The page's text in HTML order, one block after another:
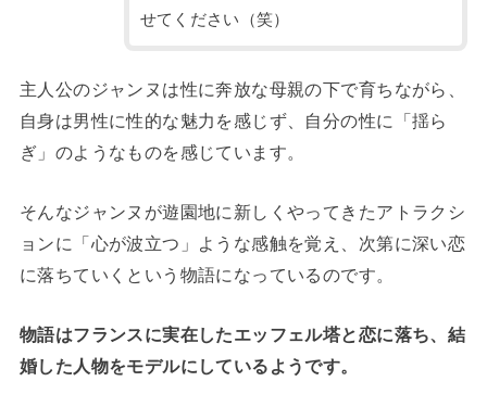
せてください（笑）
主人公のジャンヌは性に奔放な母親の下で育ちながら、
自身は男性に性的な魅力を感じず、自分の性に「揺ら
ぎ」のようなものを感じています。
そんなジャンヌが遊園地に新しくやってきたアトラクシ
ョンに「心が波立つ」ような感触を覚え、次第に深い恋
に落ちていくという物語になっているのです。
物語はフランスに実在したエッフェル塔と恋に落ち、結
婚した人物をモデルにしているようです。